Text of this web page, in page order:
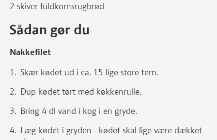
2 skiver fuldkornsrugbrød
Sådan gør du
Nakkefilet
Skær kødet ud i ca. 15 lige store tern.
Dup kødet tørt med køkkenrulle.
Bring 4 dl vand i kog i en gryde.
Læg kødet i gryden - kødet skal lige være dækket